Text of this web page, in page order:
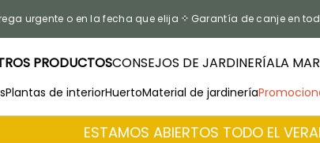
urgente o en la fecha que elija Garantía de canje en
PRODUCTOSCONSEJOS DE JARDINERÍALA
Plantas de interiorHuertoMaterial de jardinería
ESTAMOS ABIERTOS TODO EL